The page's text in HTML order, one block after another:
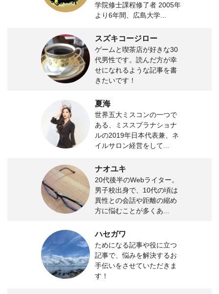
学院修士課程修了者 2005年
より6年間、広島大学...
スズキコージロー
ゲームと喫茶店が好きな30
代男性です。読んだ方が幸
せになれるような記事を書
きたいです！
夏海
世界五大ミスコンの一つで
ある、ミススプラナショナ
ルの2019年日本代表兼、ネ
イルサロン経営をして...
ナオユキ
20代後半のWebライター。
男子校出身で、10代の頃は
異性との会話や距離の縮め
方に悩むことが多くあ...
ハセガワ
ためになる記事や役に立つ
記事で、悩みを解決するお
手伝いをさせていただきま
す！